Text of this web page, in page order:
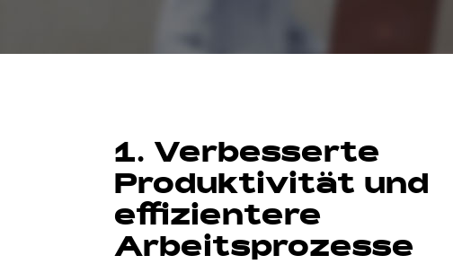
1. Verbesserte
Produktivität und
effizientere
Arbeitsprozesse